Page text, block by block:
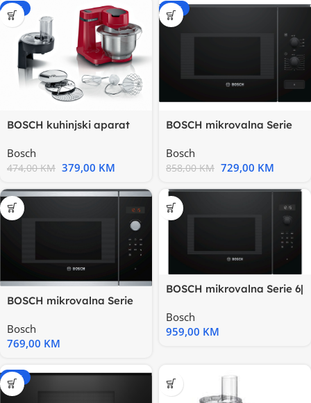
-20%
BOSCH kuhinjski aparat
900W
Bosch
474,00KM 379,00 KM
-15%
BOSCH mikrovalna Serie
Bosch
858,00KM 729,00 KM
BOSCH mikrovalna Serie
Bosch
769,00 KM
BOSCH mikrovalna Serie 6|
Bosch
959,00 KM
-15%